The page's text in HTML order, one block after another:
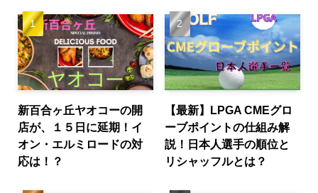
新百合ヶ丘ヤオコーの開
店が、１５日に延期！イ
オン・エルミロードの対
応は！？
【最新】LPGA CMEグロ
ーブポイントの仕組み解
説！日本人選手の順位と
リシャッフルとは？